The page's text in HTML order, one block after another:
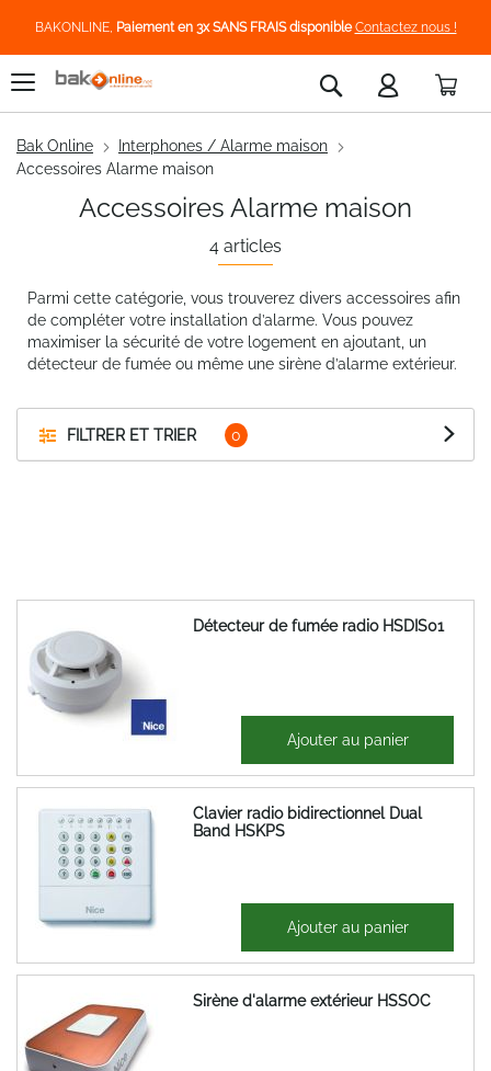
BAKONLINE, Paiement en 3x SANS FRAIS disponible Contactez nous !
Rechercher
Bak Online
Interphones / Alarme maison
Accessoires Alarme maison
FILTRER ET TRIER
4 articles
Accessoires Alarme maison
Parmi cette catégorie, vous trouverez divers accessoires afin
de compléter votre installation d’alarme. Vous pouvez
maximiser la sécurité de votre logement en ajoutant, un
détecteur de fumée ou même une sirène d’alarme extérieur.
Détecteur de fumée radio HSDIS01
Ajouter au panier
Clavier radio bidirectionnel Dual
Band HSKPS
225,55 € Ajouter au panier
Sirène d'alarme extérieur HSSOC